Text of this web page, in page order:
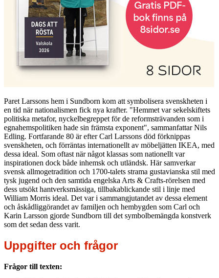
Paret Larssons hem i Sundborn kom att symbolisera svenskheten i
en tid när nationalismen fick nya krafter. "Hemmet var sekelskiftets
politiska metafor, nyckelbegreppet för de reformsträvanden som i
egnahemspolitiken hade sin främsta exponent", sammanfattar Nils
Edling. Fortfarande 80 är efter Carl Larssons död förknippas
svenskheten, och förräntas internationellt av möbeljätten IKEA, med
dessa ideal. Som oftast när något klassas som nationellt var
inspirationen dock både inhemsk och utländsk. Här samverkar
svensk allmogetradition och 1700-talets strama gustavianska stil med
tysk jugend och den samtida engelska Arts & Crafts-rörelsen med
dess utsökt hantverksmässiga, tillbakablickande stil i linje med
William Morris ideal. Det var i sammangjutandet av dessa element
och åskådliggörandet av familjen och hembygden som Carl och
Karin Larsson gjorde Sundborn till det symbolbemängda konstverk
som det sedan dess varit.
Uppgifter och frågor
Frågor till texten: